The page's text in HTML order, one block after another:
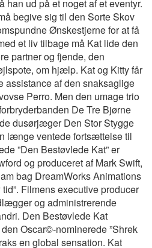
han ud på et noget af et eventyr.
begive sig til den Sorte Skov
Ønskestjerne for at få
et liv tilbage må Kat lide den
partner og fjende, den
om hjælp. Kat og Kitty får
assistance af den snaksaglige
Perro. Men den umage trio
De Tre Bjørne
dusørjæger Den Stor Stygge
længe ventede fortsættelse til
”Den Bestøvlede Kat” er
og produceret af Mark Swift,
bag DreamWorks Animations
Filmens executive producer
og administrerende
Den Bestøvlede Kat
Oscar©-nominerede ”Shrek
en global sensation. Kat